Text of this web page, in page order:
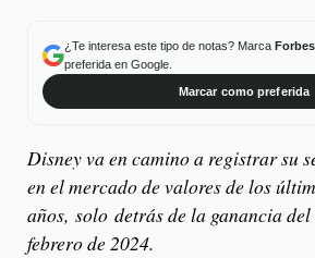
¿Te interesa este tipo de notas? Marca
preferida en Google.
Marcar como preferida
Disney va en camino a registrar su
en el mercado de valores de los
años, solo detrás de la ganancia
febrero de 2024.